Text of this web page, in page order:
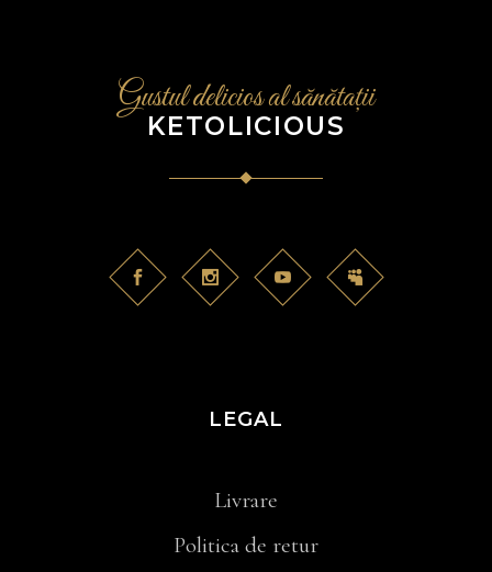
Gustul delicios al sănătații
KETOLICIOUS
LEGAL
Livrare
Politica de retur